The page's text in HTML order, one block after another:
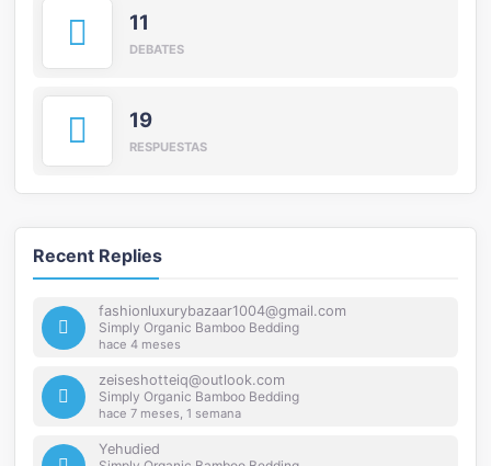
11
DEBATES
19
RESPUESTAS
Recent Replies
fashionluxurybazaar1004@gmail.com
Simply Organic Bamboo Bedding
hace 4 meses
zeiseshotteiq@outlook.com
Simply Organic Bamboo Bedding
hace 7 meses, 1 semana
Yehudied